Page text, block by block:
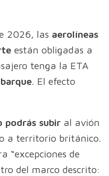
2026, las aerolíneas
están obligadas a
tenga la ETA
. El efecto
podrás subir al avión
a territorio británico.
“excepciones de
del marco descrito: